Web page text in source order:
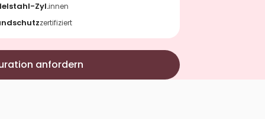
Zyl.innen
zertifiziert
anfordern